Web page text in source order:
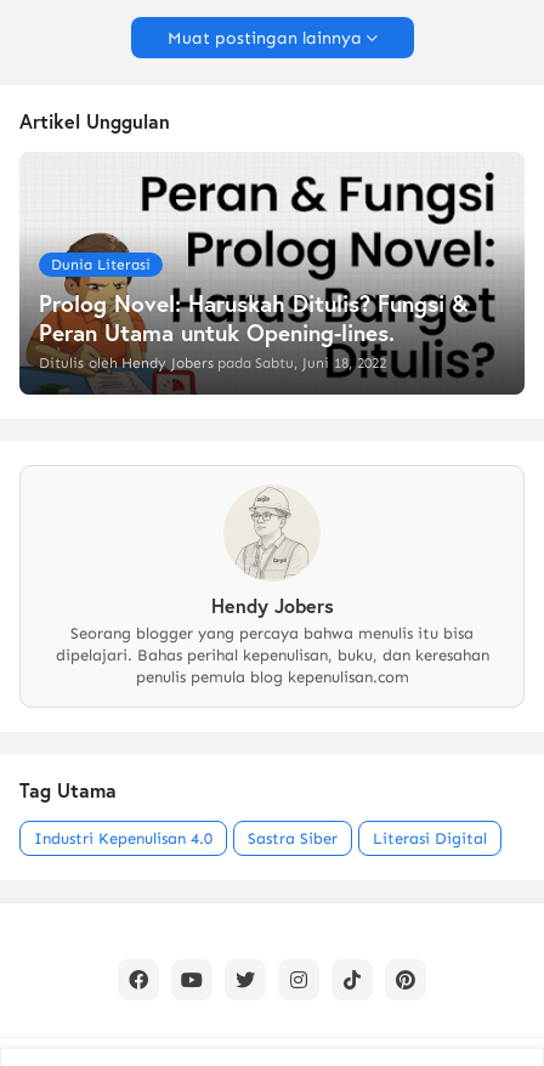
Muat postingan lainnya
Artikel Unggulan
Dunia Literasi
Prolog Novel: Haruskah Ditulis? Fungsi &
Peran Utama untuk Opening-lines.
Ditulis oleh Hendy Jobers pada Sabtu, Juni 18, 2022
Hendy Jobers
Seorang blogger yang percaya bahwa menulis itu bisa
dipelajari. Bahas perihal kepenulisan, buku, dan keresahan
penulis pemula blog kepenulisan.com
Tag Utama
Industri Kepenulisan 4.0 Sastra Siber Literasi Digital